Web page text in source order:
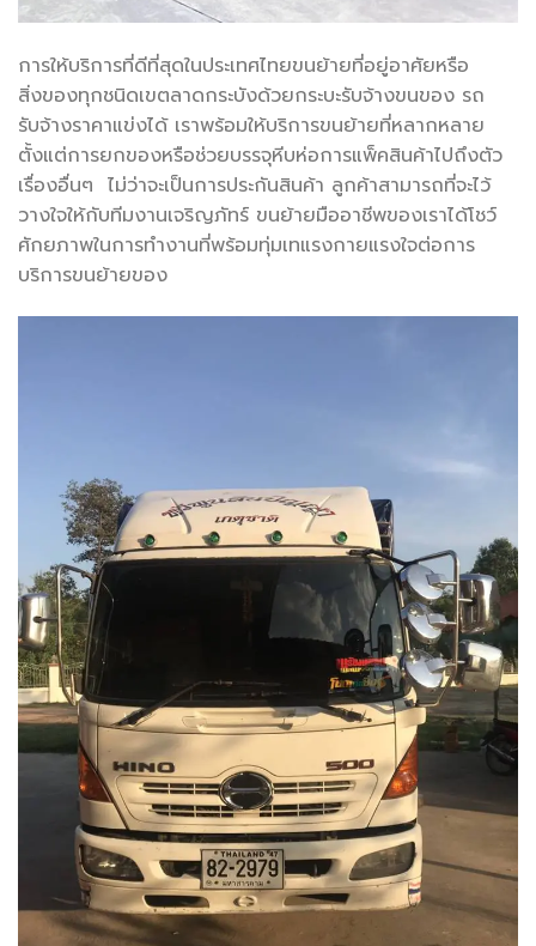
การให้บริการที่ดีที่สุดในประเทศไทยขนย้ายที่อยู่อาศัยหรือ
สิ่งของทุกชนิดเขตลาดกระบังด้วยกระบะรับจ้างขนของ รถ
รับจ้างราคาแข่งได้ เราพร้อมให้บริการขนย้ายที่หลากหลาย
ตั้งแต่การยกของหรือช่วยบรรจุหีบห่อการแพ็คสินค้าไปถึงตัว
เรื่องอื่นๆ ไม่ว่าจะเป็นการประกันสินค้า ลูกค้าสามารถที่จะไว้
วางใจให้กับทีมงานเจริญภัทร์ ขนย้ายมืออาชีพของเราได้โชว์
ศักยภาพในการทำงานที่พร้อมทุ่มเทแรงกายแรงใจต่อการ
บริการขนย้ายของ